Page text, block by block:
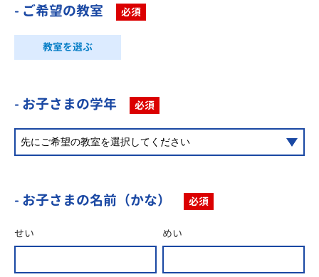
- ご希望の教室 必須
教室を選ぶ
- お子さまの学年 必須
- お子さまの名前（かな） 必須
せい めい